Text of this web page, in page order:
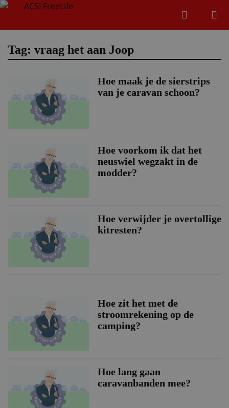
Zoeken
Tag: vraag het aan Joop
Hoe maak je de sierstrips
van je caravan schoon?
Hoe voorkom ik dat het
neuswiel wegzakt in de
modder?
Hoe verwijder je overtollige
kitresten?
Hoe zit het met de
stroomrekening op de
camping?
Hoe lang gaan
caravanbanden mee?